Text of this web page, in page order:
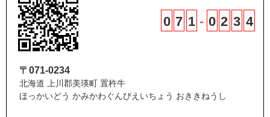
0 7 1 - 0 2 3 4
〒071-0234
北海道 上川郡美瑛町 置杵牛
ほっかいどう かみかわぐんびえいちょう おききねうし